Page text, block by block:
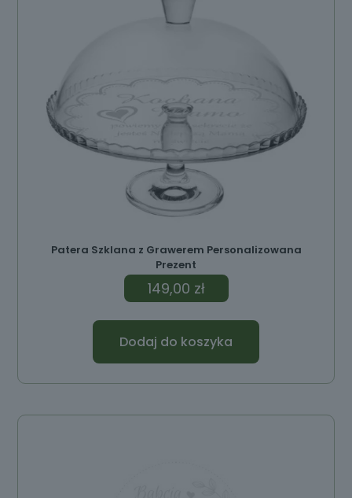
Patera Szklana z Grawerem Personalizowana
Prezent
149,00 zł
Dodaj do koszyka